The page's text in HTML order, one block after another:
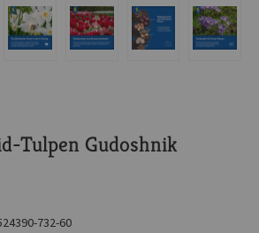
Tulpen Gudoshnik
732-60